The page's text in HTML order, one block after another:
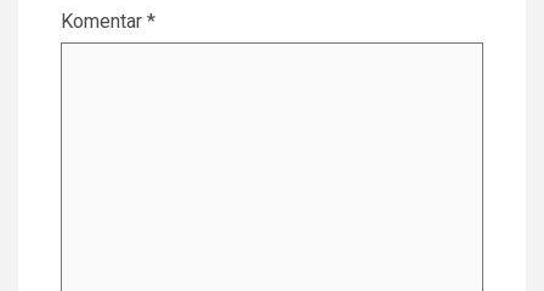
Komentar *